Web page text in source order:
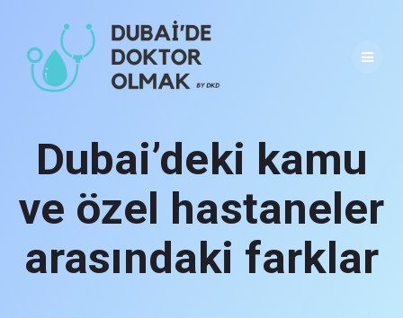
to
content
Dubai’deki kamu
ve özel hastaneler
arasındaki farklar